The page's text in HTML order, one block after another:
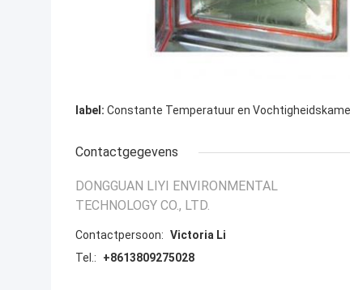
label: Constante Temperatuur en
Contactgegevens
DONGGUAN LIYI ENVIRONMENTAL
TECHNOLOGY CO., LTD.
Contactpersoon: Victoria Li
Tel.:
+8613809275028